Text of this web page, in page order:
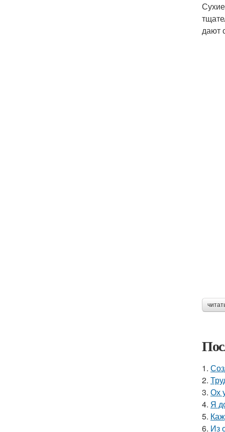
дают
1.
2.
3. Ох
4. Я
5.
6. Из